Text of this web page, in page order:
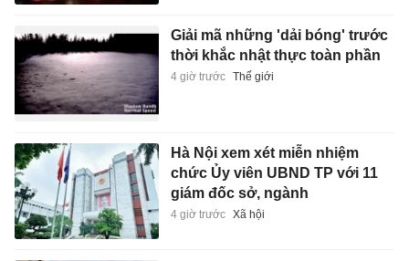
Giải mã những 'dải bóng' trước
thời khắc nhật thực toàn phần
4 giờ trước Thế giới
Hà Nội xem xét miễn nhiệm
chức Ủy viên UBND TP với 11
giám đốc sở, ngành
4 giờ trước Xã hội